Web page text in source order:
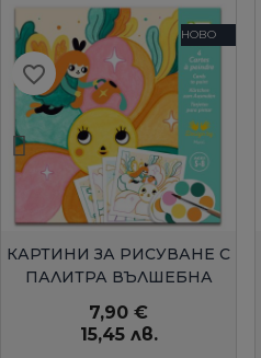
БЪРЗ ПРЕГЛЕД
НОВО
КАРТИНИ ЗА РИСУВАНЕ С
ПАЛИТРА ВЪЛШЕБНА
7,90 €
15,45 лв.
favorite_border